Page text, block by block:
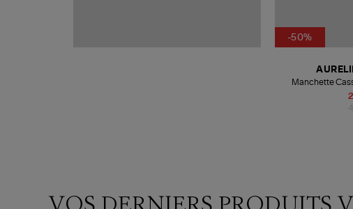
-50%
Manchette